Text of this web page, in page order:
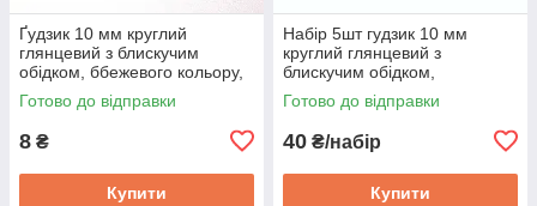
Ґудзик 10 мм круглий
глянцевий з блискучим
обідком, ббежевого кольору,
прошивний
Готово до відправки
8 ₴
Купити
Набір 5шт гудзик 10 мм
круглий глянцевий з
блискучим обідком,
блакитного кольору,
прошивний
Готово до відправки
40 ₴/набір
Купити